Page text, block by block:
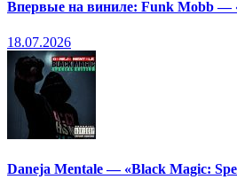
Впервые на виниле: Funk Mobb —
18.07.2026
Daneja Mentale — «Black Magic: